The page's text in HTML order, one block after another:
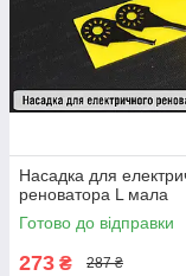
Насадка для
реноватора L мала
Готово до відправки
273 ₴ 287 ₴